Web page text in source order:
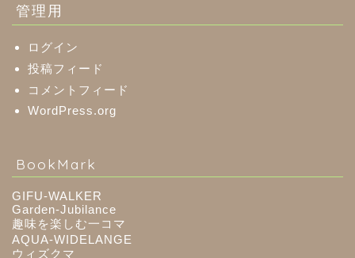
管理用
ログイン
投稿フィード
コメントフィード
WordPress.org
BookMark
GIFU-WALKER
Garden-Jubilance
趣味を楽しむ一コマ
AQUA-WIDELANGE
ウィズクマ
川辺町